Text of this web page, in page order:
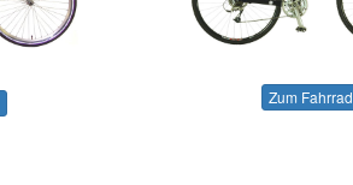
Zum Fahrrad